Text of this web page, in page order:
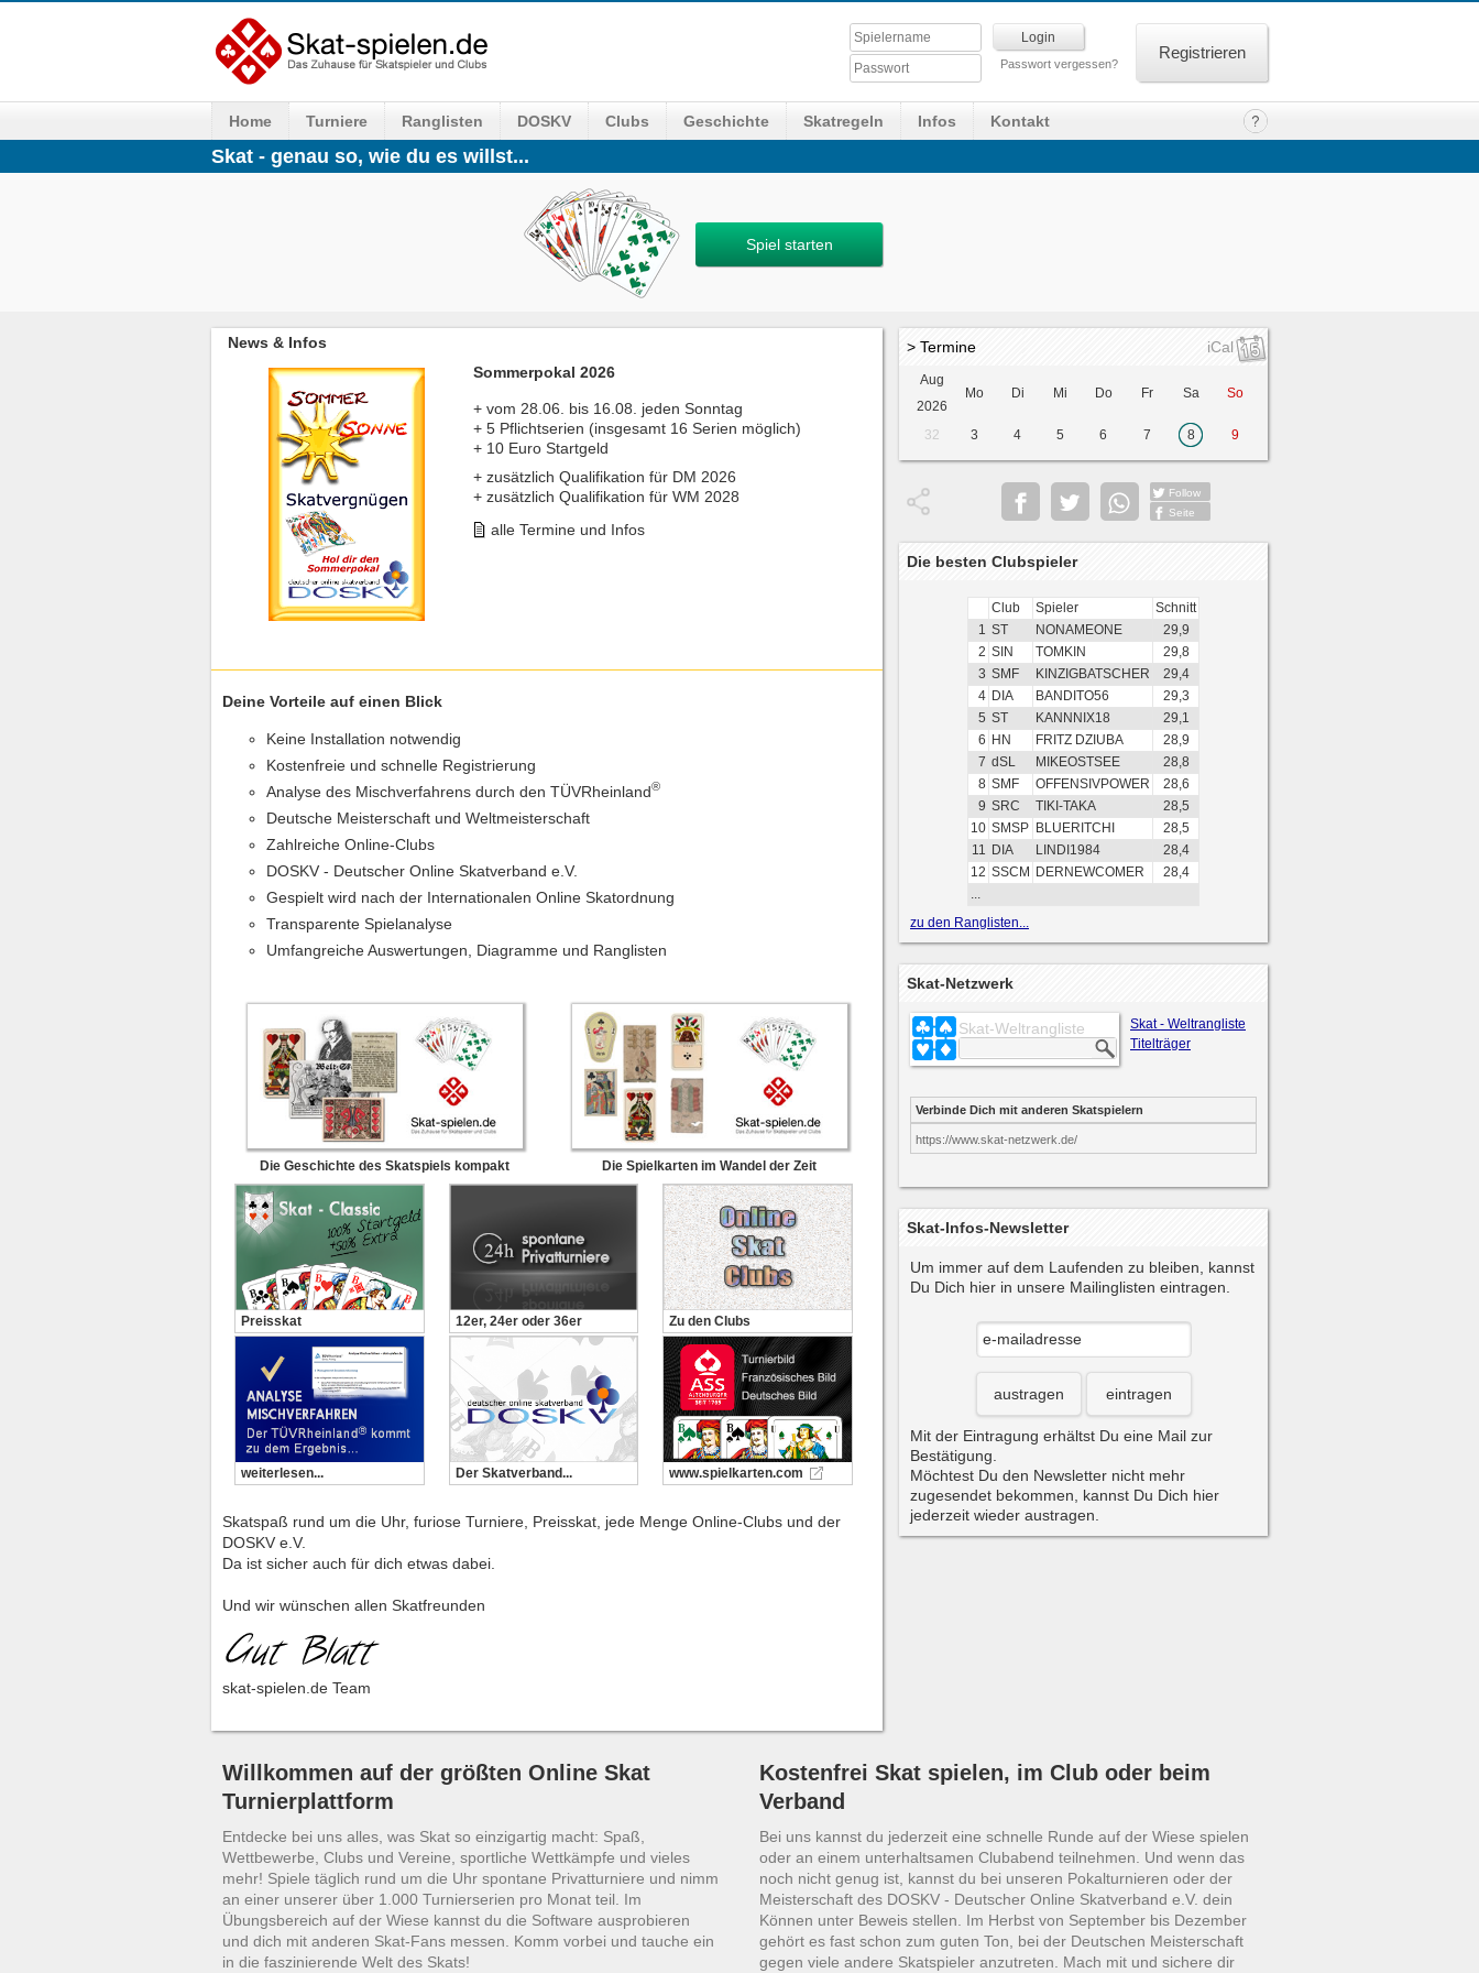
Passwort vergessen?
Registrieren
Home Turniere Ranglisten DOSKV Clubs Geschichte Skatregeln Infos Kontakt
Skat - genau so, wie du es willst...
Spiel starten
News & Infos
Sommerpokal 2026
+ vom 28.06. bis 16.08. jeden Sonntag
+ 5 Pflichtserien (insgesamt 16 Serien möglich)
+ 10 Euro Startgeld
+ zusätzlich Qualifikation für DM 2026
+ zusätzlich Qualifikation für WM 2028
alle Termine und Infos
Deine Vorteile auf einen Blick
Keine Installation notwendig
Kostenfreie und schnelle Registrierung
Analyse des Mischverfahrens durch den TÜVRheinland®
Deutsche Meisterschaft und Weltmeisterschaft
Zahlreiche Online-Clubs
DOSKV - Deutscher Online Skatverband e.V.
Gespielt wird nach der Internationalen Online Skatordnung
Transparente Spielanalyse
Umfangreiche Auswertungen, Diagramme und Ranglisten
Die Geschichte des Skatspiels kompakt Die Spielkarten im Wandel der Zeit
Preisskat 12er, 24er oder 36er Zu den Clubs
weiterlesen... Der Skatverband... www.spielkarten.com
Skatspaß rund um die Uhr, furiose Turniere, Preisskat, jede Menge Online-Clubs und der
DOSKV e.V.
Da ist sicher auch für dich etwas dabei.
Und wir wünschen allen Skatfreunden
skat-spielen.de Team
> Termine iCal
Aug
2026
Mo Di Mi Do Fr Sa So
32 3 4 5 6 7 8 9
Follow
Seite
Die besten Clubspieler
Club Spieler
Schnitt
1 ST NONAMEONE
29,9
2 SIN TOMKIN
29,8
3 SMF KINZIGBATSCHER
29,4
4 DIA BANDITO56
29,3
5 ST KANNNIX18
29,1
6 HN FRITZ DZIUBA
28,9
7 dSL MIKEOSTSEE
28,8
8 SMF OFFENSIVPOWER
28,6
9 SRC TIKI-TAKA
28,5
10 SMSP BLUERITCHI
28,5
11 DIA LINDI1984
28,4
12 SSCM DERNEWCOMER
28,4
...
zu den Ranglisten...
Skat-Netzwerk
Skat-Weltrangliste
Skat - Weltrangliste
Titelträger
Verbinde Dich mit anderen Skatspielern
https://www.skat-netzwerk.de/
Skat-Infos-Newsletter
Um immer auf dem Laufenden zu bleiben, kannst
Du Dich hier in unsere Mailinglisten eintragen.
austragen eintragen
Mit der Eintragung erhältst Du eine Mail zur
Bestätigung.
Möchtest Du den Newsletter nicht mehr
zugesendet bekommen, kannst Du Dich hier
jederzeit wieder austragen.
Willkommen auf der größten Online Skat
Turnierplattform
Entdecke bei uns alles, was Skat so einzigartig macht: Spaß,
Wettbewerbe, Clubs und Vereine, sportliche Wettkämpfe und vieles
mehr! Spiele täglich rund um die Uhr spontane Privatturniere und nimm
an einer unserer über 1.000 Turnierserien pro Monat teil. Im
Übungsbereich auf der Wiese kannst du die Software ausprobieren
und dich mit anderen Skat-Fans messen. Komm vorbei und tauche ein
in die faszinierende Welt des Skats!
Kostenfrei Skat spielen, im Club oder beim
Verband
Bei uns kannst du jederzeit eine schnelle Runde auf der Wiese spielen
oder an einem unterhaltsamen Clubabend teilnehmen. Und wenn das
noch nicht genug ist, kannst du bei unseren Pokalturnieren oder der
Meisterschaft des DOSKV - Deutscher Online Skatverband e.V. dein
Können unter Beweis stellen. Im Herbst von September bis Dezember
gehört es fast schon zum guten Ton, bei der Deutschen Meisterschaft
gegen viele andere Skatspieler anzutreten. Mach mit und sichere dir